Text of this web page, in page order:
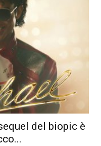
del biopic è